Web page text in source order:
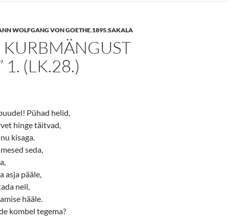
WOLFGANG VON GOETHE,1895,SAKALA
KURBMÄNGUST
1. (LK.28.)
Pühad helid,
hinge täitvad,
kisaga.
seda,
asja pääle,
neil,
hääle.
kombel tegema?